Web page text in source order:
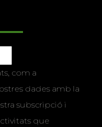
com a
dades amb la
subscripció i
que